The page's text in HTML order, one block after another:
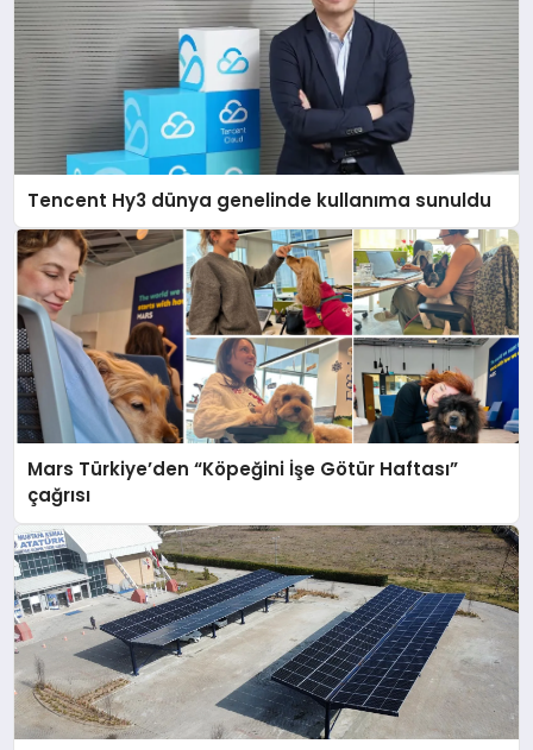
Tencent Hy3 dünya genelinde kullanıma sunuldu
Mars Türkiye’den “Köpeğini İşe Götür Haftası”
çağrısı